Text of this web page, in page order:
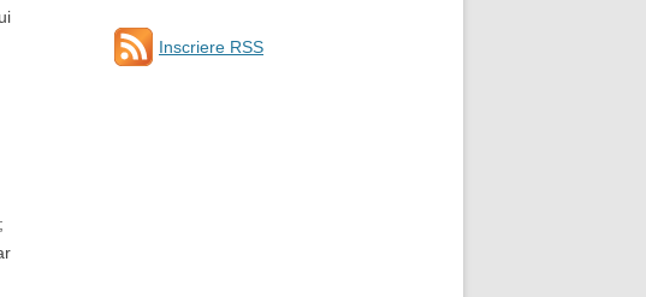
Inscriere RSS